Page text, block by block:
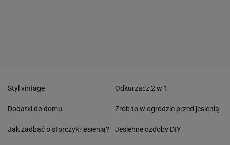
Styl vintage
Dodatki do domu
Jak zadbać o storczyki jesienią?
Odkurzacz 2 w 1
Zrób to w ogrodzie przed jesienią
Jesienne ozdoby DIY